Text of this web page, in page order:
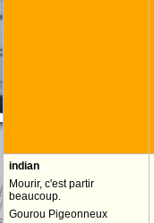
indian
Mourir, c'est partir
beaucoup.
Gourou Pigeonneux